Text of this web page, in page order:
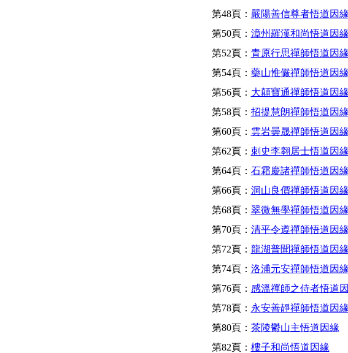
第48頁： 嚴陽善信尊者悟道因緣
第50頁： 漳州羅漢和尚悟道因緣
第52頁： 青原行思禪師悟道因緣
第54頁： 藥山惟儼禪師悟道因緣
第56頁： 大顛寶通禪師悟道因緣
第58頁： 招提慧朗禪師悟道因緣
第60頁： 雲岩曇晟禪師悟道因緣
第62頁： 刺史李翱居士悟道因緣
第64頁： 石霜慶諸禪師悟道因緣
第66頁： 洞山良價禪師悟道因緣
第68頁： 翠微無學禪師悟道因緣
第70頁： 清平令遵禪師悟道因緣
第72頁： 龍湖普聞禪師悟道因緣
第74頁： 洛浦元安禪師悟道因緣
第76頁： 感溫禪師之侍者悟道
第78頁： 永安善靜禪師悟道因緣
第80頁： 茶陵鬱山主悟道因緣
第82頁： 樓子和尚悟道因緣